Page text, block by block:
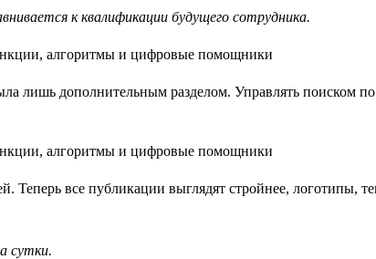
к квалификации будущего сотрудника.
лишь дополнительным разделом. Управлять поиском
Теперь все публикации выглядят стройнее, логотипы,
сутки.